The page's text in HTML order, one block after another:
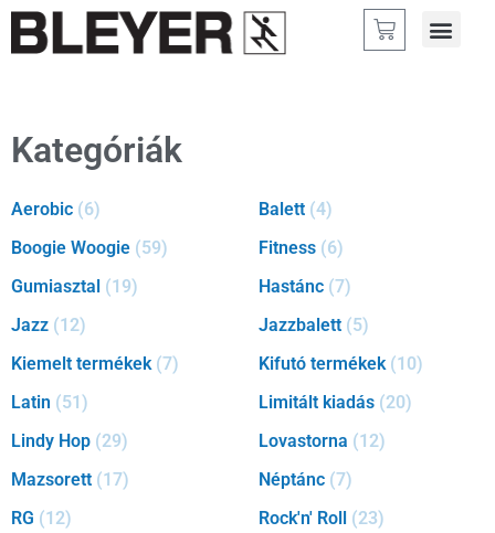
Kategóriák
Aerobic (6) Balett (4)
Boogie Woogie (59) Fitness (6)
Gumiasztal (19) Hastánc (7)
Jazz (12) Jazzbalett (5)
Kiemelt termékek (7) Kifutó termékek (10)
Latin (51) Limitált kiadás (20)
Lindy Hop (29) Lovastorna (12)
Mazsorett (17) Néptánc (7)
RG (12) Rock'n' Roll (23)